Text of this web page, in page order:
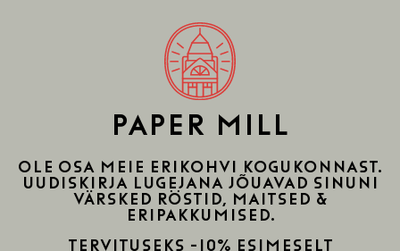
PAPER MILL
Ole osa meie erikohvi kogukonnast.
uudiskirja lugejana jõuavad sinuni
värsked röstid, maitsed &
eripakkumised.
Tervituseks -10% esimeselt